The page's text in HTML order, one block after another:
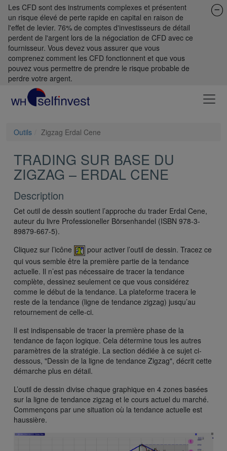
Les CFD sont des instruments complexes et présentent
un risque élevé de perte rapide en capital en raison de
l'effet de levier. 76% de comptes d'investisseurs de détail
perdent de l'argent lors de la négociation de CFD avec ce
fournisseur. Vous devez vous assurer que vous
comprenez comment les CFD fonctionnent et que vous
pouvez vous permettre de prendre le risque probable de
perdre votre argent.
Outils Zigzag Erdal Cene
TRADING SUR BASE DU
ZIGZAG – ERDAL CENE
Description
Cet outil de dessin soutient l’approche du trader Erdal Cene,
auteur du livre Professioneller Börsenhandel (ISBN 978-3-
89879-667-5).
Cliquez sur l’icône
pour activer l’outil de dessin. Tracez ce
qui vous semble être la première partie de la tendance
actuelle. Il n’est pas nécessaire de tracer la tendance
complète, dessinez seulement ce que vous considérez
comme le début de la tendance. La plateforme tracera le
reste de la tendance (ligne de tendance zigzag) jusqu’au
retournement de celle-ci.
Il est indispensable de tracer la première phase de la
tendance de façon logique. Cela détermine tous les autres
paramètres de la stratégie. La section dédiée à ce sujet ci-
dessous, "Dessin de la ligne de tendance Zigzag", décrit cette
démarche plus en détail.
L’outil de dessin divise chaque graphique en 4 zones basées
sur la ligne de tendance zigzag et le cours actuel du marché.
Commençons par une situation où la tendance actuelle est
haussière.